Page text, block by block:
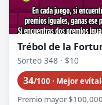
Trébol de la
Sorteo 348 · $10
34/100 · Mejor
Premio mayor